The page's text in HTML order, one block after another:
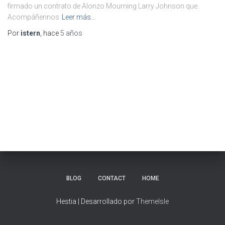
firmado un contrato de Alonzo Mourning Larry Johnson que.
Acompáñennos
Leer más…
Por istern , hace 5 años
BLOG CONTACT HOME
Hestia | Desarrollado porThemeIsle